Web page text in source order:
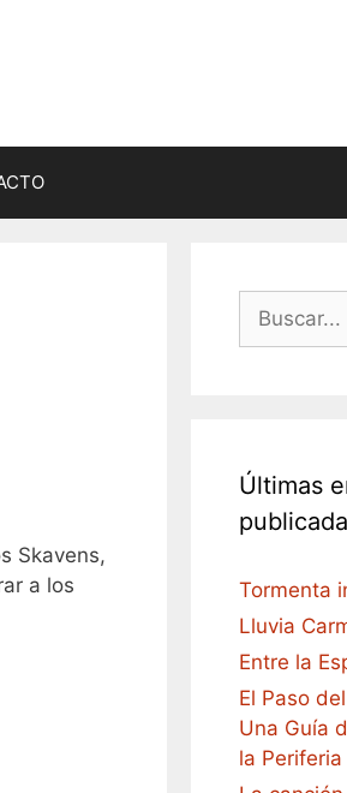
Skavens,
a los
Buscar:
Últimas
Tormenta
Lluvia
Entre la
El Paso
Una Guía
la